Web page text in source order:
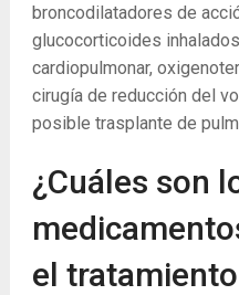
broncodilatadores de
glucocorticoides
cardiopulmonar,
cirugía de reducción del
posible trasplante de
¿Cuáles son
el tratamiento